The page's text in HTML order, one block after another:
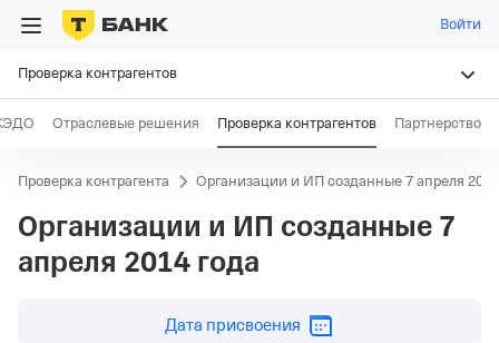
Войти
Проверка контрагентов
Отраслевые решения Проверка контрагентов Партнерство
Проверка контрагента Организации и ИП созданные 7 апреля
Организации и ИП созданные 7
апреля 2014 года
Дата присвоения